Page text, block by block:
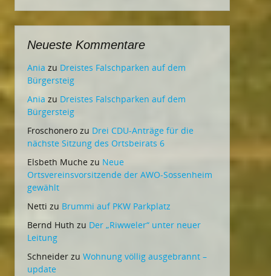
Neueste Kommentare
Ania zu Dreistes Falschparken auf dem
Bürgersteig
Ania zu Dreistes Falschparken auf dem
Bürgersteig
Froschonero zu Drei CDU-Anträge für die
nächste Sitzung des Ortsbeirats 6
Elsbeth Muche zu Neue
Ortsvereinsvorsitzende der AWO-Sossenheim
gewählt
Netti zu Brummi auf PKW Parkplatz
Bernd Huth zu Der „Riwweler“ unter neuer
Leitung
Schneider zu Wohnung völlig ausgebrannt –
update